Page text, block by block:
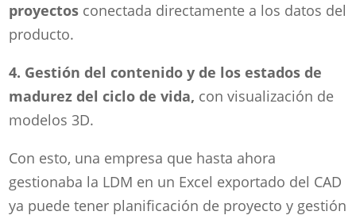
proyectos conectada directamente a los datos del
producto.
4. Gestión del contenido y de los estados de
madurez del ciclo de vida, con visualización de
modelos 3D.
Con esto, una empresa que hasta ahora
gestionaba la LDM en un Excel exportado del CAD
ya puede tener planificación de proyecto y gestión